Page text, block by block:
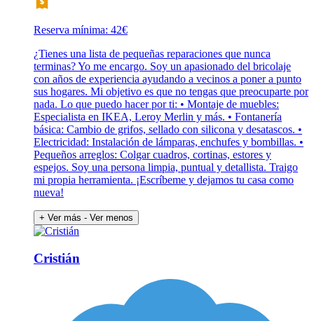
Reserva mínima: 42€
¿Tienes una lista de pequeñas reparaciones que nunca
terminas? Yo me encargo. Soy un apasionado del bricolaje
con años de experiencia ayudando a vecinos a poner a punto
sus hogares. Mi objetivo es que no tengas que preocuparte por
nada. Lo que puedo hacer por ti: • Montaje de muebles:
Especialista en IKEA, Leroy Merlin y más. • Fontanería
básica: Cambio de grifos, sellado con silicona y desatascos. •
Electricidad: Instalación de lámparas, enchufes y bombillas. •
Pequeños arreglos: Colgar cuadros, cortinas, estores y
espejos. Soy una persona limpia, puntual y detallista. Traigo
mi propia herramienta. ¡Escríbeme y dejamos tu casa como
nueva!
+ Ver más - Ver menos
Cristián